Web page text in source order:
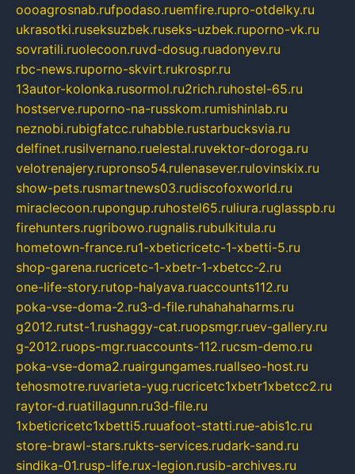
oooagrosnab.rufpodaso.ruemfire.rupro-otdelky.ru
ukrasotki.ruseksuzbek.ruseks-uzbek.ruporno-vk.ru
sovratili.ruolecoon.ruvd-dosug.ruadonyev.ru
rbc-news.ruporno-skvirt.rukrospr.ru
13autor-kolonka.rusormol.ru2rich.ruhostel-65.ru
hostserve.ruporno-na-russkom.rumishinlab.ru
neznobi.rubigfatcc.ruhabble.rustarbucksvia.ru
delfinet.rusilvernano.ruelestal.ruvektor-doroga.ru
velotrenajery.rupronso54.rulenasever.rulovinskix.ru
show-pets.rusmartnews03.rudiscofoxworld.ru
miraclecoon.rupongup.ruhostel65.ruliura.ruglasspb.ru
firehunters.rugribowo.rugnalis.rubulkitula.ru
hometown-france.ru1-xbeticricetc-1-xbetti-5.ru
shop-garena.rucricetc-1-xbetr-1-xbetcc-2.ru
one-life-story.rutop-halyava.ruaccounts112.ru
poka-vse-doma-2.ru3-d-file.ruhahahaharms.ru
g2012.rutst-1.rushaggy-cat.ruopsmgr.ruev-gallery.ru
g-2012.ruops-mgr.ruaccounts-112.rucsm-demo.ru
poka-vse-doma2.ruairgungames.ruallseo-host.ru
tehosmotre.ruvarieta-yug.rucricetc1xbetr1xbetcc2.ru
raytor-d.ruatillagunn.ru3d-file.ru
1xbeticricetc1xbetti5.ruuafoot-statti.rue-abis1c.ru
store-brawl-stars.rukts-services.rudark-sand.ru
sindika-01.rusp-life.rux-legion.rusib-archives.ru